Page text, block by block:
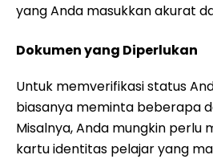
yang Anda masukkan akurat
Dokumen yang Diperlukan
Untuk memverifikasi status
biasanya meminta beberapa
Misalnya, Anda mungkin perlu
kartu identitas pelajar yang